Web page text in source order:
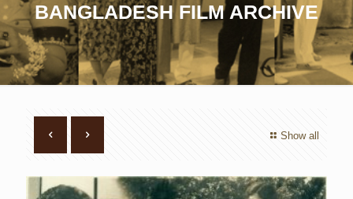
BANGLADESH FILM ARCHIVE
Show all